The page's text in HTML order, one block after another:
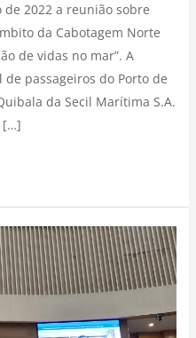
2022 a reunião sobre
da Cabotagem Norte
de vidas no mar”. A
passageiros do Porto de
da Secil Marítima S.A.
[…]